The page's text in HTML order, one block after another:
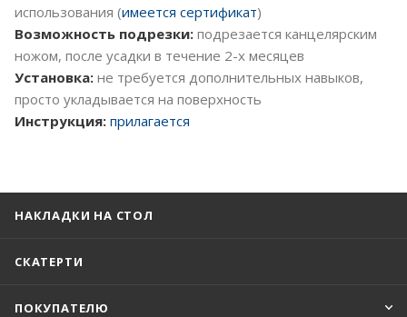
использования (имеется сертификат)
Возможность подрезки: подрезается канцелярским
ножом, после усадки в течение 2-х месяцев
Установка: не требуется дополнительных навыков,
просто укладывается на поверхность
Инструкция: прилагается
НАКЛАДКИ НА СТОЛ
СКАТЕРТИ
ПОКУПАТЕЛЮ